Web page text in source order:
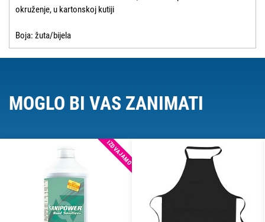
okruženje, u kartonskoj kutiji
Boja: žuta/bijela
MOGLO BI VAS ZANIMATI
IZDVAJAMO